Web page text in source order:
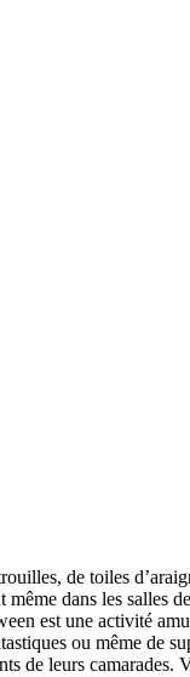
de toiles
dans les salles
est une activité
ou même de
de leurs camarades.